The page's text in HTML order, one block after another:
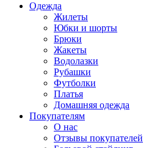
Одежда
Жилеты
Юбки и шорты
Брюки
Жакеты
Водолазки
Рубашки
Футболки
Платья
Домашняя одежда
Покупателям
О нас
Отзывы покупателей